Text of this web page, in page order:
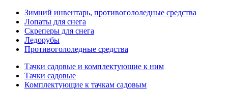
Зимний инвентарь, противогололедные средства
Лопаты для снега
Скреперы для снега
Ледорубы
Противогололедные средства
Тачки садовые и комплектующие к ним
Тачки садовые
Комплектующие к тачкам садовым